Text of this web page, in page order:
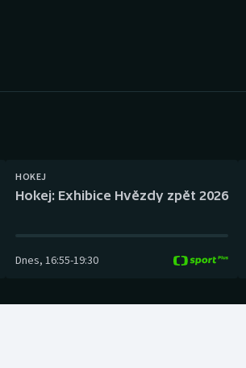
Plážový volejbal
HOKEJ
Hokej: Exhibice Hvězdy zpět 2026
Dnes, 16:55-19:30